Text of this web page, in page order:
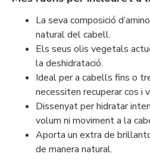
La seva composició
natural del cabell.
Els seus olis vegetals
la deshidratació.
Ideal per a cabells fins o
necessiten recuperar cos i
Dissenyat per hidratar
volum ni moviment a la
Aporta un extra de
de manera natural.